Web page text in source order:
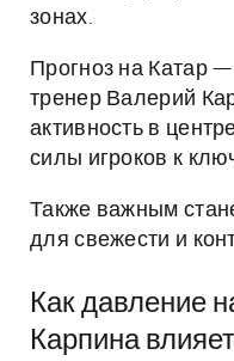
зонах.
Прогноз на Катар
тренер Валерий
активность в
силы игроков к
Также важным
для свежести и
Как давление
Карпина